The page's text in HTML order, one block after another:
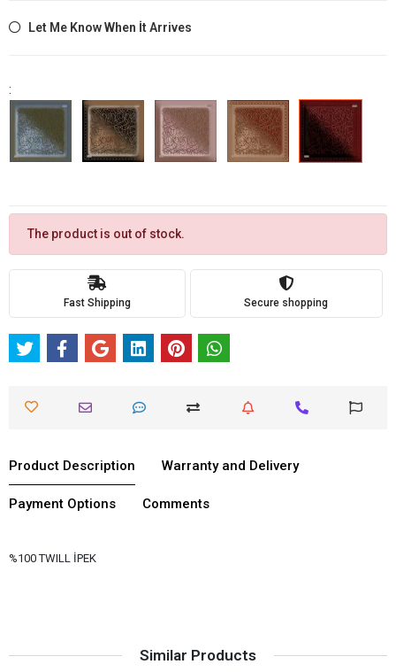
Let Me Know When İt Arrives
:
The product is out of stock.
Fast Shipping Secure shopping
Product Description Warranty and Delivery
Payment Options Comments
%100 TWILL İPEK
Similar Products